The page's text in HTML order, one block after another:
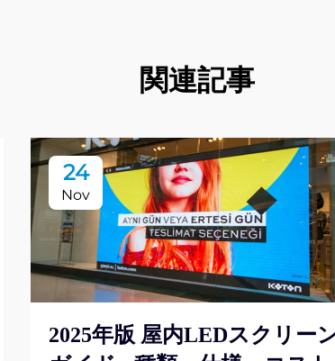
関連記事
24
Nov
2025年版 屋内LEDスクリー